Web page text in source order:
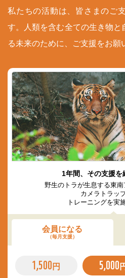
私たちの活動は、皆さまのご
す。人類を含む全ての生き物と
る未来のために、ご支援をお願
1年間、その支援
野生のトラが生息する東
カメラトラッ
トレーニングを実
会員になる
（毎月支援）
1,500 円 5,000